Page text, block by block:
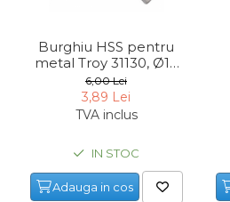
Burghiu HSS pentru
metal Troy 31130, Ø13
mm
6,00 Lei
3,89 Lei
TVA inclus
IN STOC
Adauga in cos